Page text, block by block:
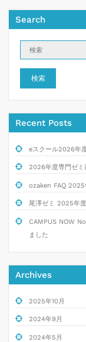
稿
の
ー
ジ
り
Search
検索
Recent Posts
eスクール2026年
2026年度専門ゼミ
ozaken FAQ 2025
尾澤ゼミ 2025年
CAMPUS NOW
ました
Archives
2025年10月
2024年9月
2024年5月